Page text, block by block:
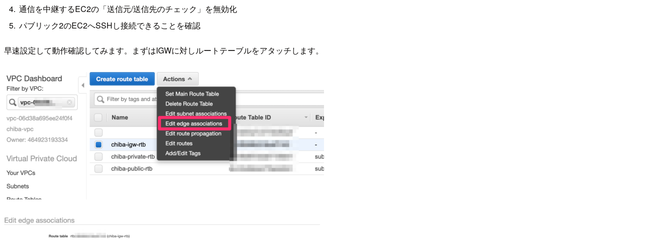
通信を中継するEC2の「送信元/送信先のチェック」を無効化
パブリック2のEC2へSSHし接続できることを確認
早速設定して動作確認してみます。まずはIGWに対しルートテーブルをアタッチします。